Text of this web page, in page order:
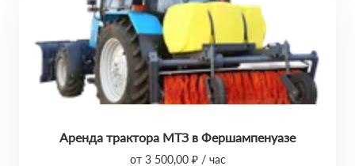
Аренда трактора МТЗ в Фершампенуазе
от 3 500,00 ₽ / час